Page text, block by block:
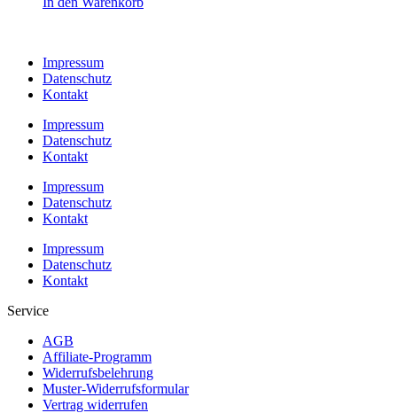
Impressum
Datenschutz
Kontakt
Impressum
Datenschutz
Kontakt
Impressum
Datenschutz
Kontakt
Impressum
Datenschutz
Kontakt
Service
AGB
Affiliate-Programm
Widerrufsbelehrung
Muster-Widerrufsformular
Vertrag widerrufen